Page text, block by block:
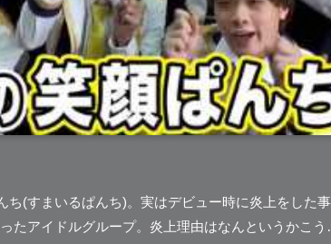
ち(すまいるぱんち)。実はデビュー時に炎上をした
たアイドルグループ。炎上理由はなんというかこ